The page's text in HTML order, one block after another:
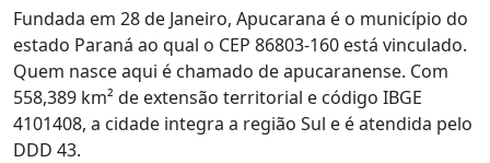
Fundada em 28 de Janeiro, Apucarana é o município do
estado Paraná ao qual o CEP 86803-160 está vinculado.
Quem nasce aqui é chamado de apucaranense. Com
558,389 km² de extensão territorial e código IBGE
4101408, a cidade integra a região Sul e é atendida pelo
DDD 43.